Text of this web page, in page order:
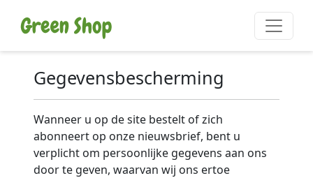
Gegevensbescherming
Wanneer u op de site bestelt of zich
abonneert op onze nieuwsbrief, bent u
verplicht om persoonlijke gegevens aan ons
door te geven, waarvan wij ons ertoe